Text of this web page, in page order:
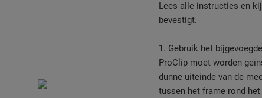
Lees alle instructies en
bevestigt.
1. Gebruik het
ProClip moet worden
dunne uiteinde van de
tussen het frame rond